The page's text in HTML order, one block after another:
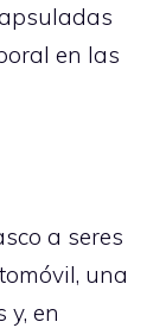
en las
a seres
una
y, en